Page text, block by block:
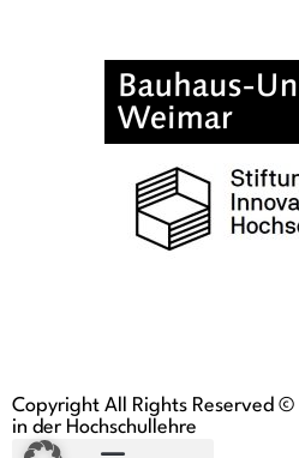
Copyright All Rights Reserved
in der Hochschullehre